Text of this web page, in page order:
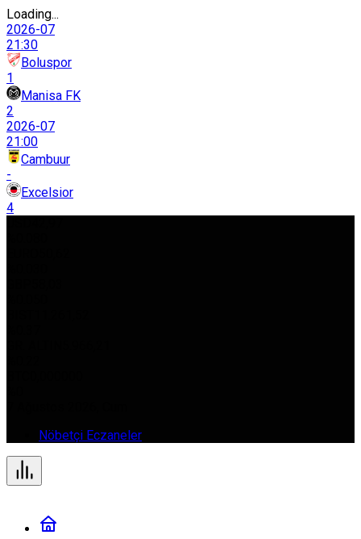
Loading...
2026-07
21:30
Boluspor
1
Manisa FK
2
2026-07
21:00
Cambuur
-
Excelsior
4
Nöbetçi Eczaneler